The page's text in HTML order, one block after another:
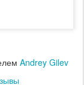
Andrey Gilev